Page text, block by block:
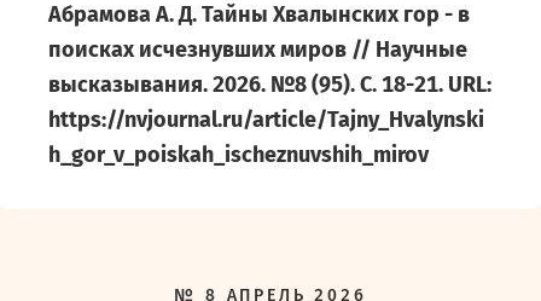
Абрамова А. Д. Тайны Хвалынских гор - в
поисках исчезнувших миров // Научные
высказывания. 2026. №8 (95). С. 18-21. URL:
https://nvjournal.ru/article/Tajny_Hvalynski
h_gor_v_poiskah_ischeznuvshih_mirov
№8 АПРЕЛЬ 2026